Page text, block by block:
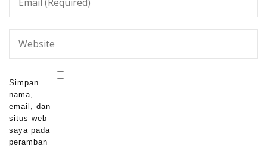
Simpan
nama,
email, dan
situs web
saya pada
peramban